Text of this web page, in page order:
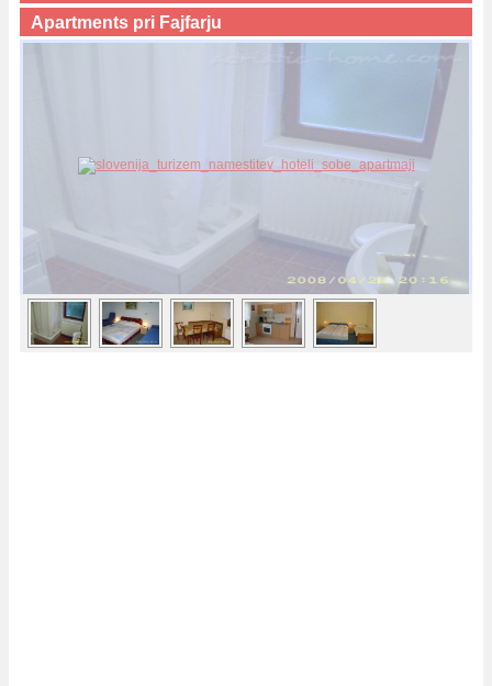
Apartments pri Fajfarju